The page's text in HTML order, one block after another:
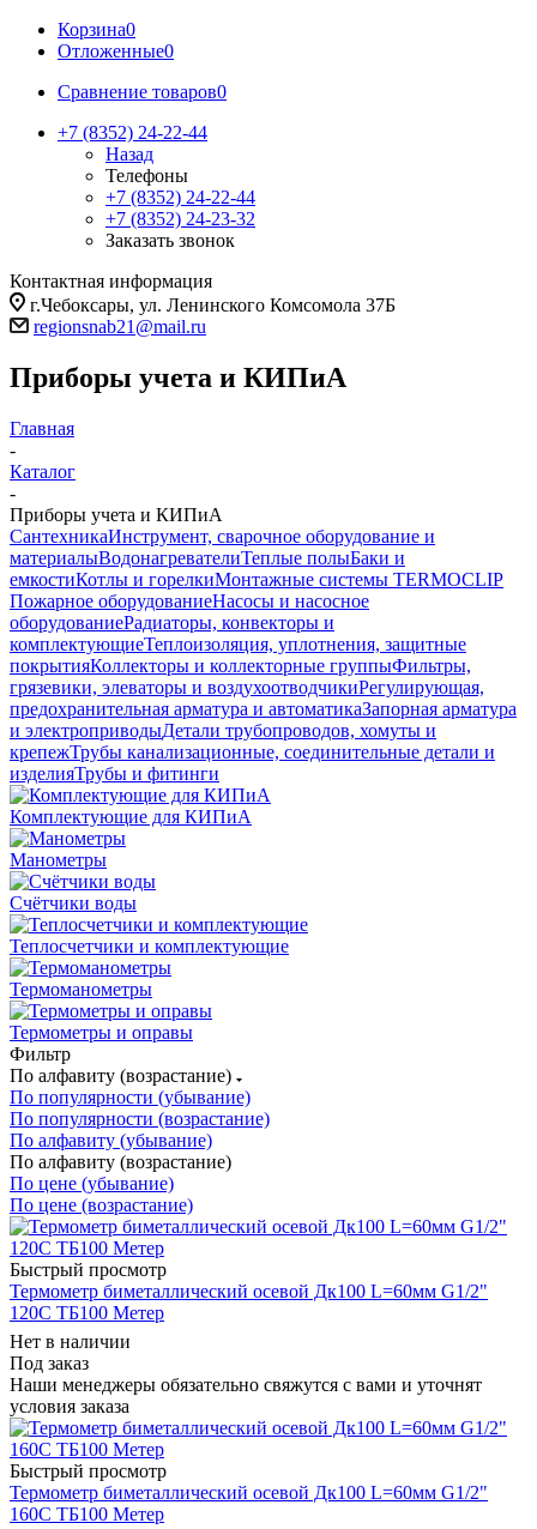
Корзина0
Отложенные0
Сравнение товаров0
+7 (8352) 24-22-44
Назад
Телефоны
+7 (8352) 24-22-44
+7 (8352) 24-23-32
Заказать звонок
Контактная информация
г.Чебоксары, ул. Ленинского Комсомола 37Б
regionsnab21@mail.ru
Приборы учета и КИПиА
Главная
-
Каталог
-
Приборы учета и КИПиА
СантехникаИнструмент, сварочное оборудование и
материалыВодонагревателиТеплые полыБаки и
емкостиКотлы и горелкиМонтажные системы TERMOCLIP
Пожарное оборудованиеНасосы и насосное
оборудованиеРадиаторы, конвекторы и
комплектующиеТеплоизоляция, уплотнения, защитные
покрытияКоллекторы и коллекторные группыФильтры,
грязевики, элеваторы и воздухоотводчикиРегулирующая,
предохранительная арматура и автоматикаЗапорная арматура
и электроприводыДетали трубопроводов, хомуты и
крепежТрубы канализационные, соединительные детали и
изделияТрубы и фитинги
Комплектующие для КИПиА
Манометры
Счётчики воды
Теплосчетчики и комплектующие
Термоманометры
Термометры и оправы
Фильтр
По алфавиту (возрастание)
По популярности (убывание)
По популярности (возрастание)
По алфавиту (убывание)
По алфавиту (возрастание)
По цене (убывание)
По цене (возрастание)
Быстрый просмотр
Термометр биметаллический осевой Дк100 L=60мм G1/2"
120C ТБ100 Метер
Нет в наличии
Под заказ
Наши менеджеры обязательно свяжутся с вами и уточнят
условия заказа
Быстрый просмотр
Термометр биметаллический осевой Дк100 L=60мм G1/2"
160C ТБ100 Метер